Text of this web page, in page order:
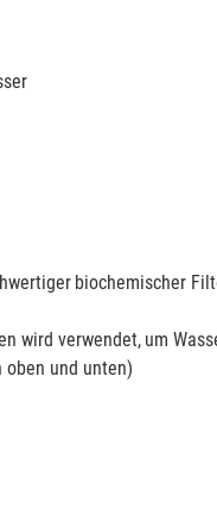
biochemischer
wird verwendet, um
oben und unten)